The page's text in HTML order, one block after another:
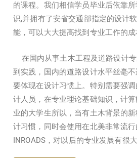
的课程。我们相信学员毕业后依靠
识,并拥有了安省交通部指定的设计
能，可以大大提高找到专业工作的成
在国内从事土木工程及道路设计
到实践，国内的道路设计水平丝毫
要体现在设计习惯上。特别需要强
计人员，在专业理论基础知识，计
业的大学生所以，当有土木背景的
计习惯，同时会使用在北美非常流
INROADS，对以后的专业发展有很大